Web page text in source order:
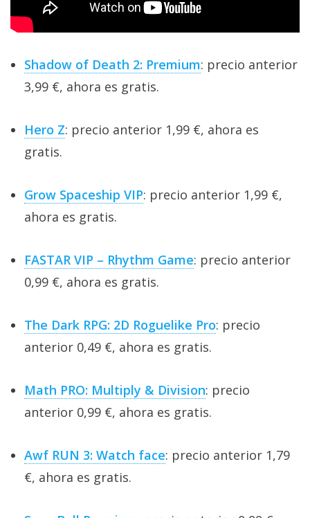
Shadow of Death 2: Premium: precio anterior
3,99 €, ahora es gratis.
Hero Z: precio anterior 1,99 €, ahora es
gratis.
Grow Spaceship VIP: precio anterior 1,99 €,
ahora es gratis.
FASTAR VIP – Rhythm Game: precio anterior
0,99 €, ahora es gratis.
The Dark RPG: 2D Roguelike Pro: precio
anterior 0,49 €, ahora es gratis.
Math PRO: Multiply & Division: precio
anterior 0,99 €, ahora es gratis.
Awf RUN 3: Watch face: precio anterior 1,79
€, ahora es gratis.